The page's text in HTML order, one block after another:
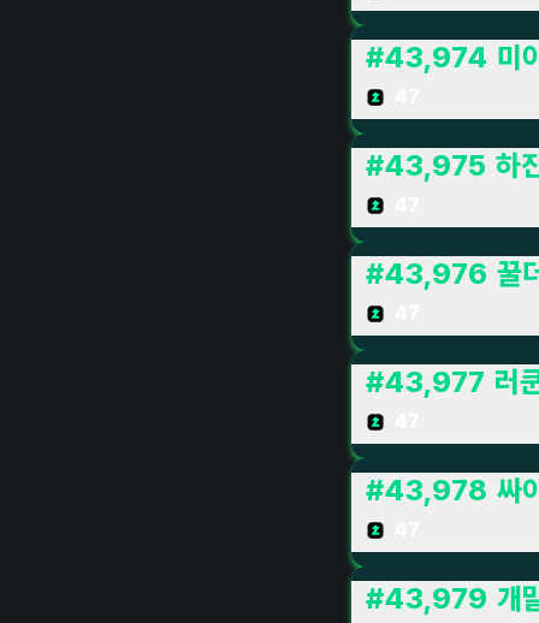
#43,974 미
#43,975 하
#43,976 꿀
#43,977 러
#43,978 싸
#43,979 개